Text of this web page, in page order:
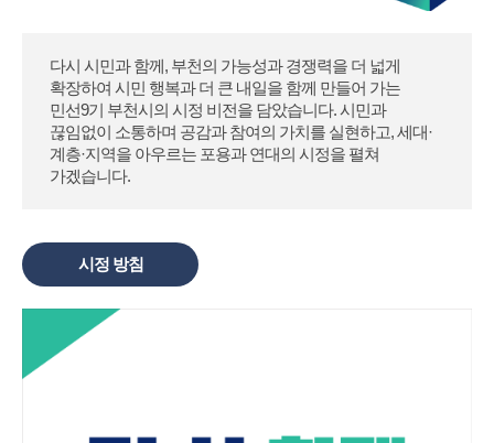
다시 시민과 함께, 부천의 가능성과 경쟁력을 더 넓게
확장하여 시민 행복과 더 큰 내일을 함께 만들어 가는
민선9기 부천시의 시정 비전을 담았습니다.시민과
끊임없이 소통하며 공감과 참여의 가치를 실현하고, 세대·
계층·지역을 아우르는 포용과 연대의 시정을 펼쳐
가겠습니다.
시정 방침